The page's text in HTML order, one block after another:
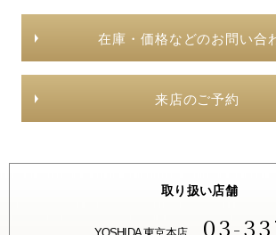
在庫・価格などのお問い合
来店のご予約
取り扱い店舗
03-